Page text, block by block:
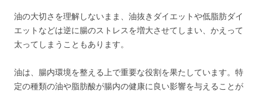
油の大切さを理解しないまま、油抜きダイエットや低脂肪ダイ
エットなどは逆に腸のストレスを増大させてしまい、かえって
太ってしまうこともあります。
油は、腸内環境を整える上で重要な役割を果たしています。特
定の種類の油や脂肪酸が腸内の健康に良い影響を与えることが